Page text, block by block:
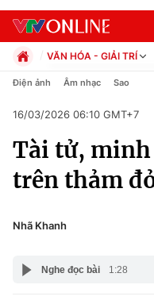
Chuyên mục
Chính trị
Pháp luật
VĂN HÓA - GIẢI TRÍ
Chính trị
Pháp luật
Kinh tế
Thể thao
Truyền hình
Y tế
Công nghệ
Điện ảnh Âm nhạc Sao
16/03/2026 06:10 GMT+7
Tài tử,
trên thảm
Nhã Khanh
Nghe đọc bài 1:28